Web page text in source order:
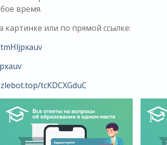
время.
или по прямой ссылке:
tcKDCXGduC